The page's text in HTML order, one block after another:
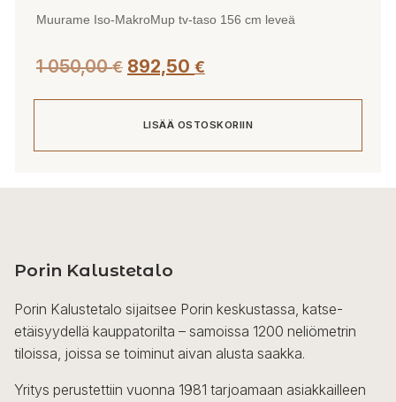
Muurame Iso-MakroMup tv-taso 156 cm leveä
1 050,00€ 892,50 €
LISÄÄ OSTOSKORIIN
Porin Kalustetalo
Porin Kalustetalo sijaitsee Porin keskustassa, katse-
etäisyydellä kauppatorilta – samoissa 1200 neliömetrin
tiloissa, joissa se toiminut aivan alusta saakka.
Yritys perustettiin vuonna 1981 tarjoamaan asiakkailleen